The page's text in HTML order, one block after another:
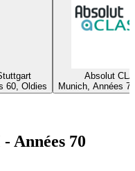
60, Oldies
Absolut
Munich, Années
Années 70